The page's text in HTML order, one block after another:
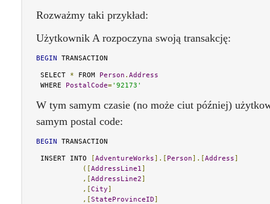
Rozważmy taki przykład:
Użytkownik A rozpoczyna swoją transakcję:
BEGIN TRANSACTION
SELECT * FROM Person . Address
WHERE PostalCode='92173'
W tym samym czasie (no może ciut później)
samym postal code:
BEGIN TRANSACTION
INSERT INTO [AdventureWorks].[ Person].[Address]
([AddressLine1]
,[AddressLine2]
,[City]
,[StateProvinceID]